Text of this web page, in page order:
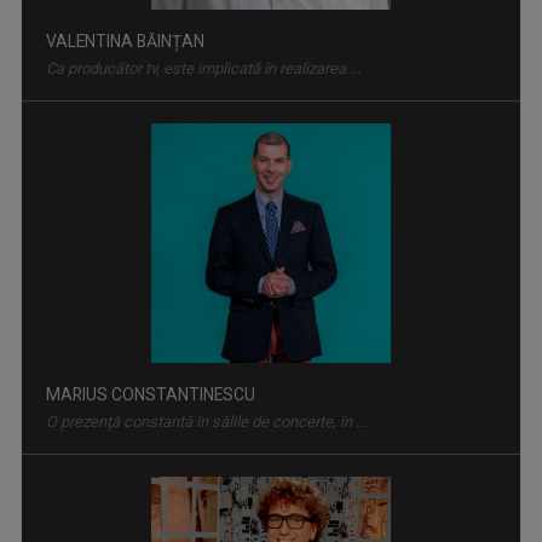
De 25 de ani, „Remix” propune tururi ghidate ...
Emisiunea „CULTart” le prezintă ...
Ca producător tv, este implicată în realizarea ...